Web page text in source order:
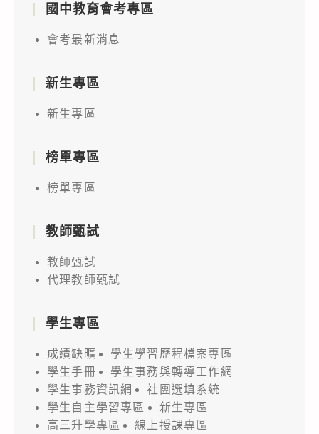
國中教育會考專區
會考最新消息
新生專區
新生專區
榜單專區
榜單專區
教師甄試
教師甄試
代理教師甄試
學生專區
成績缺曠
學生學習歷程檔案專區
學生手冊
學生事務與轉導工作網
學生事務資訊網
社團選填系統
學生自主學習專區
新生專區
高三升學專區
線上授課專區